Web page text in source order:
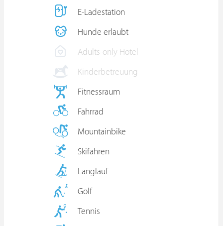
E-Ladestation
Hunde erlaubt
Adults-only Hotel
Kinderbetreuung
Fitnessraum
Fahrrad
Mountainbike
Skifahren
Langlauf
Golf
Tennis